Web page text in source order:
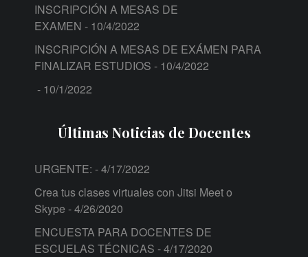
INSCRIPCIÓN A MESAS DE
EXAMEN - 10/4/2022
INSCRIPCIÓN A MESAS DE EXÁMEN PARA
FINALIZAR ESTUDIOS - 10/4/2022
- 10/1/2022
Últimas Noticias de Docentes
URGENTE: - 4/17/2022
Crea tus clases virtuales con Jitsi Meet o
Skype - 4/26/2020
ENCUESTA PARA DOCENTES DE
ESCUELAS TÉCNICAS - 4/17/2020